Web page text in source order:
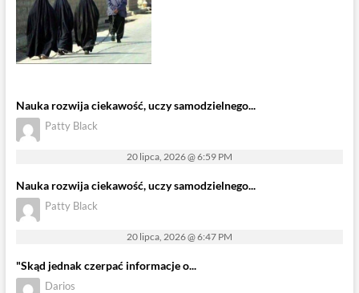
Nauka rozwija ciekawość, uczy samodzielnego...
Patty Black
20 lipca, 2026 @ 6:59 PM
Nauka rozwija ciekawość, uczy samodzielnego...
Patty Black
20 lipca, 2026 @ 6:47 PM
"Skąd jednak czerpać informacje o...
Darios